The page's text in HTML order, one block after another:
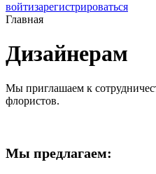
войтизарегистрироваться
Главная
Дизайнерам
Мы приглашаем к
флористов.
Мы предлагаем: